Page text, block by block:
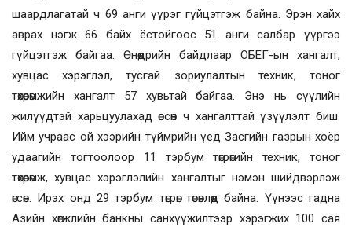
шаардлагатай ч 69 анги үүрэг гүйцэтгэж байна. Эрэн хайх
аврах нэгж 66 байх ёстойгоос 51 анги салбар үүргээ
гүйцэтгэж байгаа. Өнөөдрийн байдлаар ОБЕГ-ын хангалт,
хувцас хэрэглэл, тусгай зориулалтын техник, тоног
төхөөрөмжийн хангалт 57 хувьтай байгаа. Энэ нь сүүлийн
жилүүдтэй харьцуулахад өссөн ч хангалттай үзүүлэлт биш.
Ийм учраас ой хээрийн түймрийн үед Засгийн газрын хоёр
удаагийн тогтоолоор 11 тэрбум төгрөгийн техник, тоног
төхөөрөмж, хувцас хэрэглэлийн хангалтыг нэмэн шийдвэрлэж
өгсөн. Ирэх онд 29 тэрбум төгрөг төсөвлөөд байна. Үүнээс гадна
Азийн хөгжлийн банкны санхүүжилтээр хэрэгжих 100 сая